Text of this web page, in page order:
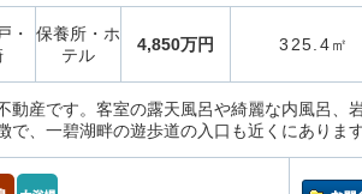
・
保養所・ホ
テル
4,850万円 325.4㎡
動産です。客室の露天風呂や綺麗な内風呂、
で、一碧湖畔の遊歩道の入口も近くにあります